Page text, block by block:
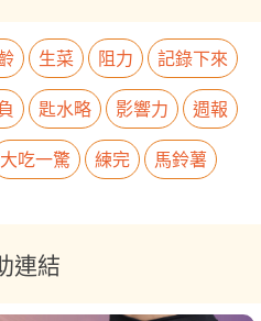
生菜 阻力
記錄下來
匙水略 影響力
週報
大吃一驚 練完 馬鈴薯
連結